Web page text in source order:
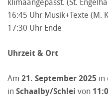
16:45 Uhr Musik+Texte (M.
17:30 Uhr Ende
Uhrzeit & Ort
Am 21. September 2025 in
inSchaalby/Schlei von